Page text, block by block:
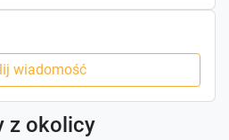
wiadomość
z okolicy